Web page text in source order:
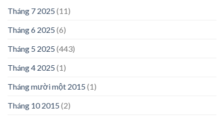
Tháng 7 2025 (11)
Tháng 6 2025 (6)
Tháng 5 2025 (443)
Tháng 4 2025 (1)
Tháng mười một 2015 (1)
Tháng 10 2015 (2)